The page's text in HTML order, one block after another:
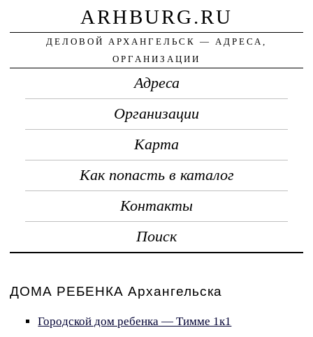
ARHBURG.RU
ДЕЛОВОЙ АРХАНГЕЛЬСК — АДРЕСА,
ОРГАНИЗАЦИИ
Адреса
Организации
Карта
Как попасть в каталог
Контакты
Поиск
ДОМА РЕБЕНКА Архангельска
Городской дом ребенка — Тимме 1к1